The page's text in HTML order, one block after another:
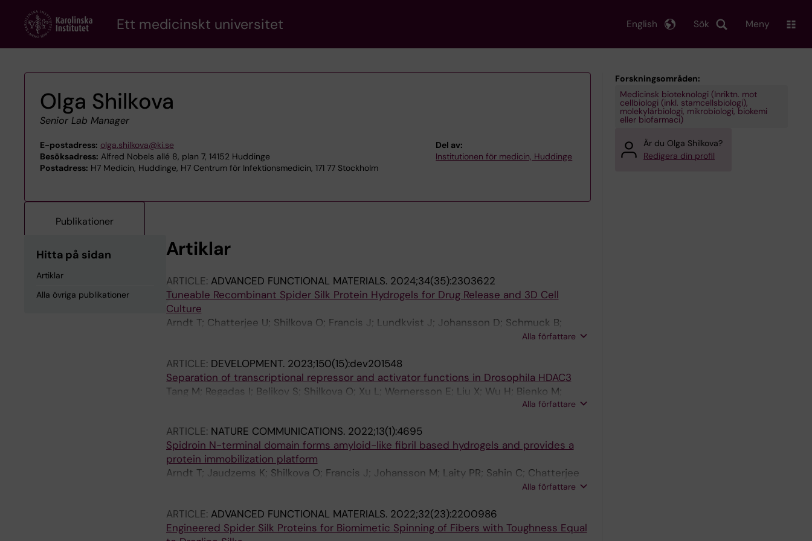
content
Ett medicinskt universitet Sök
English Meny
Olga Shilkova
Senior Lab Manager
E-postadress: olga.shilkova@ki.se
Besöksadress: Alfred Nobels allé 8, plan 7, 14152 Huddinge
Postadress: H7 Medicin, Huddinge, H7 Centrum för Infektionsmedicin, 171 77 Stockholm
Del av:
Institutionen för medicin, Huddinge
Publikationer
Hitta på sidan
Artiklar
Alla övriga publikationer
Artiklar
ARTICLE: ADVANCED FUNCTIONAL MATERIALS. 2024;34(35):2303622
Tuneable Recombinant Spider Silk Protein Hydrogels for Drug Release and 3D Cell
Culture
Arndt T; Chatterjee U; Shilkova O; Francis J; Lundkvist J; Johansson D; Schmuck B;
Greco G; Nordberg AE; Li Y; Wahlberg LU; Langton M; Johansson J; Goetherstroem C;
Alla författare
ARTICLE: DEVELOPMENT. 2023;150(15):dev201548
Separation of transcriptional repressor and activator functions in Drosophila HDAC3
Tang M; Regadas I; Belikov S; Shilkova O; Xu L; Wernersson E; Liu X; Wu H; Bienko M;
Alla författare
ARTICLE: NATURE COMMUNICATIONS. 2022;13(1):4695
Spidroin N-terminal domain forms amyloid-like fibril based hydrogels and provides a
protein immobilization platform
Arndt T; Jaudzems K; Shilkova O; Francis J; Johansson M; Laity PR; Sahin C; Chatterjee
U; Kronqvist N; Barajas-Ledesma E; Kumar R; Chen G; Stromberg R; Abelein A; Langton
Alla författare
ARTICLE: ADVANCED FUNCTIONAL MATERIALS. 2022;32(23):2200986
Engineered Spider Silk Proteins for Biomimetic Spinning of Fibers with Toughness Equal
Forskningsområden:
Medicinsk bioteknologi (Inriktn. mot
cellbiologi (inkl. stamcellsbiologi),
molekylärbiologi, mikrobiologi, biokemi
eller biofarmaci)
Är du Olga Shilkova?
Redigera din profil